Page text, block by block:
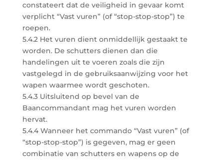
constateert dat de veiligheid in gevaar komt
verplicht “Vast vuren” (of “stop-stop-stop”) te
roepen.
5.4.2 Het vuren dient onmiddellijk gestaakt te
worden. De schutters dienen dan die
handelingen uit te voeren zoals die zijn
vastgelegd in de gebruiksaanwijzing voor het
wapen waarmee wordt geschoten.
5.4.3 Uitsluitend op bevel van de
Baancommandant mag het vuren worden
hervat.
5.4.4 Wanneer het commando “Vast vuren” (of
“stop-stop-stop”) is gegeven, mag er geen
combinatie van schutters en wapens op de